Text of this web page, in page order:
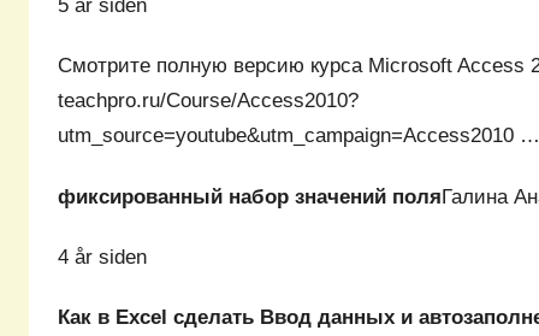
5 år siden
Смотрите полную версию курса Microsoft Access
teachpro.ru/Course/Access2010?
utm_source=youtube&utm_campaign=Access2010 …
фиксированный набор значений поляГалина
4 år siden
Как в Excel сделать Ввод данных и